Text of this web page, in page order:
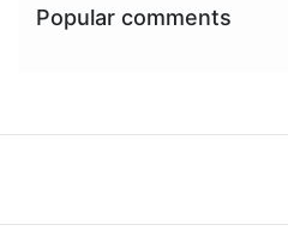
Popular comments